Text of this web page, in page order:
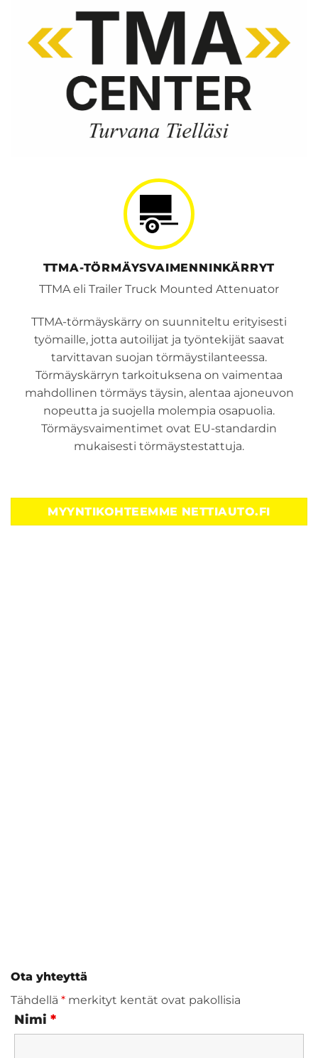
TTMA-TÖRMÄYSVAIMENNINKÄRRYT
TTMA eli Trailer Truck Mounted Attenuator
TTMA-törmäyskärry on suunniteltu erityisesti
työmaille, jotta autoilijat ja työntekijät saavat
tarvittavan suojan törmäystilanteessa.
Törmäyskärryn tarkoituksena on vaimentaa
mahdollinen törmäys täysin, alentaa ajoneuvon
nopeutta ja suojella molempia osapuolia.
Törmäysvaimentimet ovat EU-standardin
mukaisesti törmäystestattuja.
MYYNTIKOHTEEMME NETTIAUTO.FI
Ota yhteyttä
Tähdellä * merkityt kentät ovat pakollisia
Nimi *